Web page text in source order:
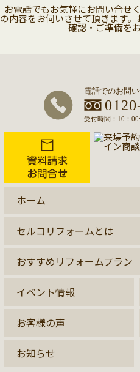
お電話でもお気軽にお問い合せ
の内容をお伺いさせて頂きます
確認・ご準備を
ホーム
セルコリフォームとは
おすすめリフォームプラン
イベント情報
お客様の声
お知らせ